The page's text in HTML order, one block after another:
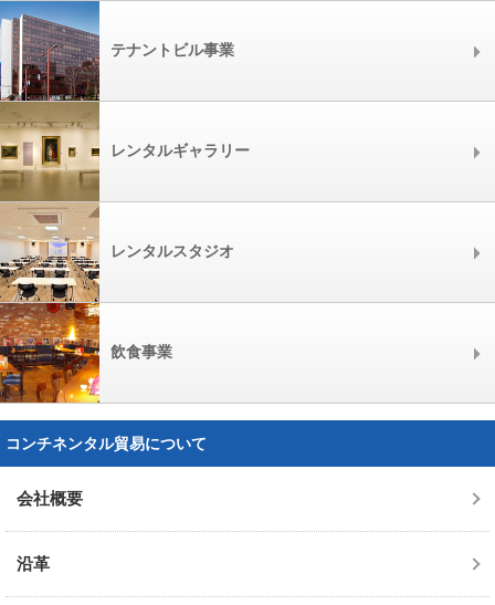
テナントビル事業
レンタルギャラリー
レンタルスタジオ
飲食事業
コンチネンタル貿易について
会社概要
沿革